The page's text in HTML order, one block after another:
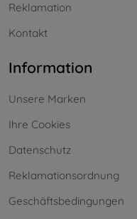
Reklamation
Kontakt
Information
Unsere Marken
Ihre Cookies
Datenschutz
Reklamationsordnung
Geschäftsbedingungen